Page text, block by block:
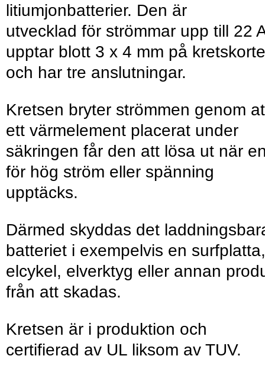
litiumjonbatterier. Den är
utvecklad för strömmar upp till 22
upptar blott 3 x 4 mm på
och har tre anslutningar.
Kretsen bryter strömmen genom
ett värmelement placerat under
säkringen får den att lösa ut när
för hög ström eller spänning
upptäcks.
Därmed skyddas det
batteriet i exempelvis en surfplatta,
elcykel, elverktyg eller annan
från att skadas.
Kretsen är i produktion och
certifierad av UL liksom av TUV.